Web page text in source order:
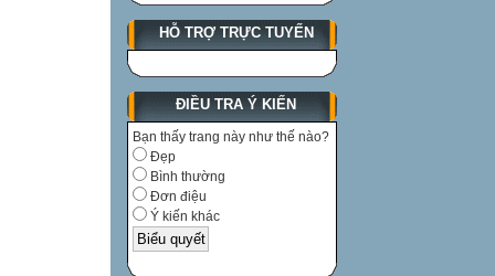
HỖ TRỢ TRỰC TUYẾN
ĐIỀU TRA Ý KIẾN
Bạn thấy trang này như thế nào?
Đẹp
Bình thường
Đơn điệu
Ý kiến khác